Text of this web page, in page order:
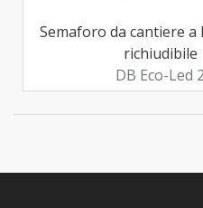
Semaforo da cantiere a
richiudibile
DB Eco-Led 2